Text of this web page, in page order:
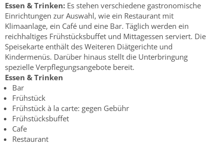
Essen & Trinken: Es stehen verschiedene gastronomische
Einrichtungen zur Auswahl, wie ein Restaurant mit
Klimaanlage, ein Café und eine Bar. Täglich werden ein
reichhaltiges Frühstücksbuffet und Mittagessen serviert. Die
Speisekarte enthält des Weiteren Diätgerichte und
Kindermenüs. Darüber hinaus stellt die Unterbringung
spezielle Verpflegungsangebote bereit.
Essen & Trinken
Bar
Frühstück
Frühstück à la carte: gegen Gebühr
Frühstücksbuffet
Cafe
Restaurant